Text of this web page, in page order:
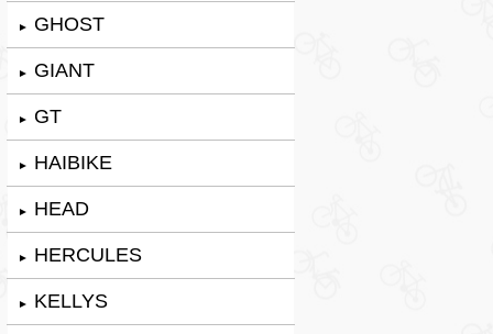
► GHOST
► GIANT
► GT
► HAIBIKE
► HEAD
► HERCULES
► KELLYS